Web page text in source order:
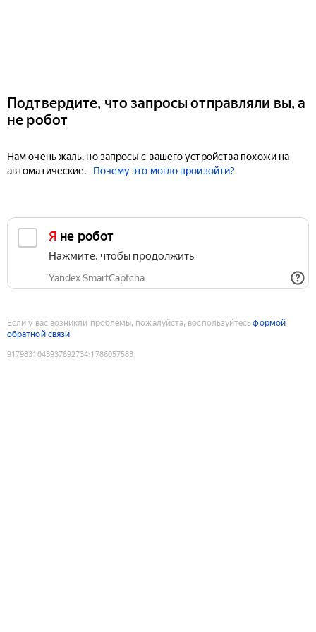
Подтвердите, что запросы отправляли вы, а
не робот
Нам очень жаль, но запросы с вашего устройства похожи на
автоматические.
Почему это могло произойти?
Я не робот
Нажмите, чтобы продолжить
Yandex SmartCaptcha
Если у вас возникли проблемы, пожалуйста, воспользуйтесьформой
обратной связи
9179831043937692734:1786057583